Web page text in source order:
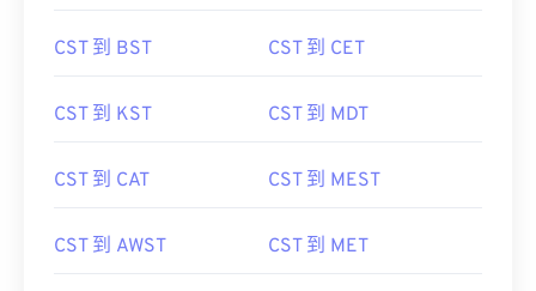
CST 到 BST CST 到 CET
CST 到 KST CST 到 MDT
CST 到 CAT CST 到 MEST
CST 到 AWST CST 到 MET